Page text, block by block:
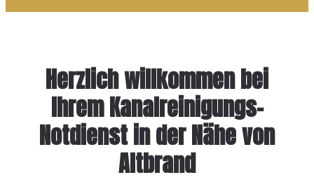
Herzlich willkommen bei
Ihrem Kanalreinigungs-
Notdienst in der Nähe von
Altbrand